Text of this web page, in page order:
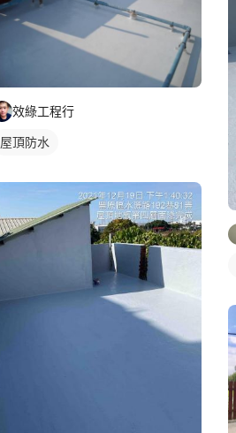
效綠工程行
屋頂防水